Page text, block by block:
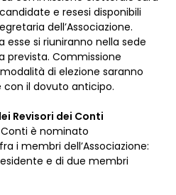
e resesi disponibili
dell’Associazione.
esse si riuniranno nella sede
prevista. Commissione
di elezione saranno
il dovuto anticipo.
Revisori dei Conti
Conti è nominato
i membri dell’Associazione:
e di due membri